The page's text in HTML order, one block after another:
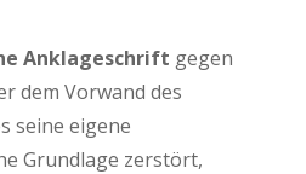
Anklageschrift gegen
dem Vorwand des
seine eigene
Grundlage zerstört,